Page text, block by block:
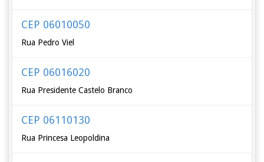
CEP 06010050
Rua Pedro Viel
CEP 06016020
Rua Presidente Castelo Branco
CEP 06110130
Rua Princesa Leopoldina